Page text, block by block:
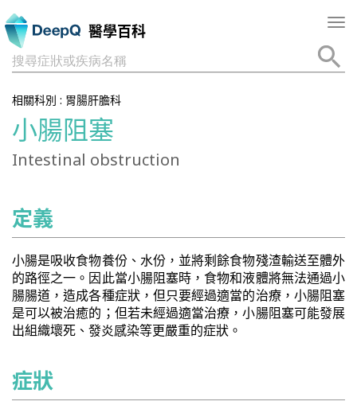
醫學百科
搜尋症狀或疾病名稱
相關科別 : 胃腸肝膽科
小腸阻塞
Intestinal obstruction
定義
小腸是吸收食物養份、水份，並將剩餘食物殘渣輸送至體外
的路徑之一。因此當小腸阻塞時，食物和液體將無法通過小
腸腸道，造成各種症狀，但只要經過適當的治療，小腸阻塞
是可以被治癒的；但若未經過適當治療，小腸阻塞可能發展
出組織壞死、發炎感染等更嚴重的症狀。
症狀